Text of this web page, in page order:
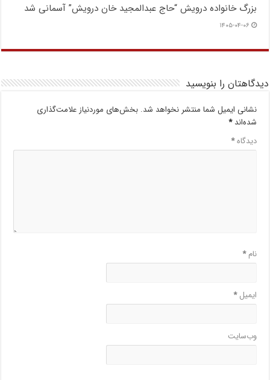
بزرگ خانواده درویش “حاج عبدالمجید خان درویش” آسمانی شد
۱۴۰۵-۰۴-۰۶
دیدگاهتان را بنویسید
نشانی ایمیل شما منتشر نخواهد شد. بخش‌های موردنیاز علامت‌گذاری
شده‌اند*
دیدگاه*
نام*
ایمیل*
وب‌سایت